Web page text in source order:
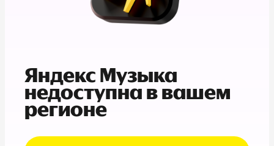
Яндекс Музыка
недоступна в вашем
регионе